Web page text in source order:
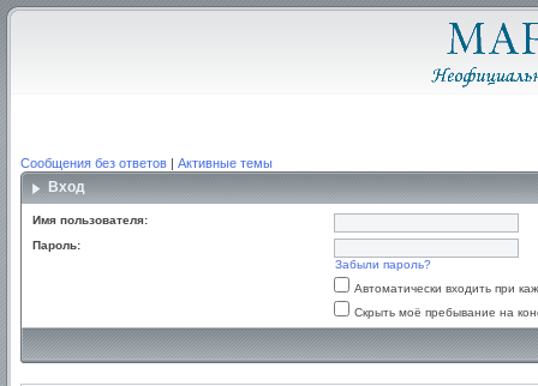
Сообщения без ответов | Активные темы
Вход
Имя пользователя:
Пароль:
Забыли пароль?
Автоматически входить при
Скрыть моё пребывание на